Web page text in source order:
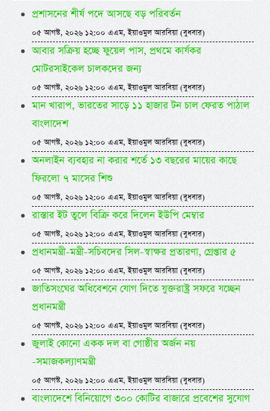
প্রশাসনের শীর্ষ পদে আসছে বড় পরিবর্তন
০৫ আগস্ট, ২০২৬ ১২:০০ এএম, ইয়াওমুল আরবিয়া (বুধবার)
আবার সক্রিয় হচ্ছে ফুয়েল পাস, প্রথমে কার্যকর
মোটরসাইকেল চালকদের জন্য
০৫ আগস্ট, ২০২৬ ১২:০০ এএম, ইয়াওমুল আরবিয়া (বুধবার)
মান খারাপ, ভারতের সাড়ে ১১ হাজার টন চাল ফেরত পাঠাল
বাংলাদেশ
০৫ আগস্ট, ২০২৬ ১২:০০ এএম, ইয়াওমুল আরবিয়া (বুধবার)
অনলাইন ব্যবহার না করার শর্তে ১৩ বছরের মায়ের কাছে
ফিরলো ৭ মাসের শিশু
০৫ আগস্ট, ২০২৬ ১২:০০ এএম, ইয়াওমুল আরবিয়া (বুধবার)
রাস্তার ইট তুলে বিক্রি করে দিলেন ইউপি মেম্বার
০৫ আগস্ট, ২০২৬ ১২:০০ এএম, ইয়াওমুল আরবিয়া (বুধবার)
প্রধানমন্ত্রী-মন্ত্রী-সচিবদের সিল-স্বাক্ষর প্রতারণা, গ্রেপ্তার ৫
০৫ আগস্ট, ২০২৬ ১২:০০ এএম, ইয়াওমুল আরবিয়া (বুধবার)
জাতিসংঘের অধিবেশনে যোগ দিতে যুক্তরাষ্ট্র সফরে যচ্ছেন
প্রধানমন্ত্রী
০৫ আগস্ট, ২০২৬ ১২:০০ এএম, ইয়াওমুল আরবিয়া (বুধবার)
জুলাই কোনো একক দল বা গোষ্ঠীর অর্জন নয়
-সমাজকল্যাণমন্ত্রী
০৫ আগস্ট, ২০২৬ ১২:০০ এএম, ইয়াওমুল আরবিয়া (বুধবার)
বাংলাদেশে বিনিয়োগে ৩০০ কোটির বাজারে প্রবেশের সুযোগ